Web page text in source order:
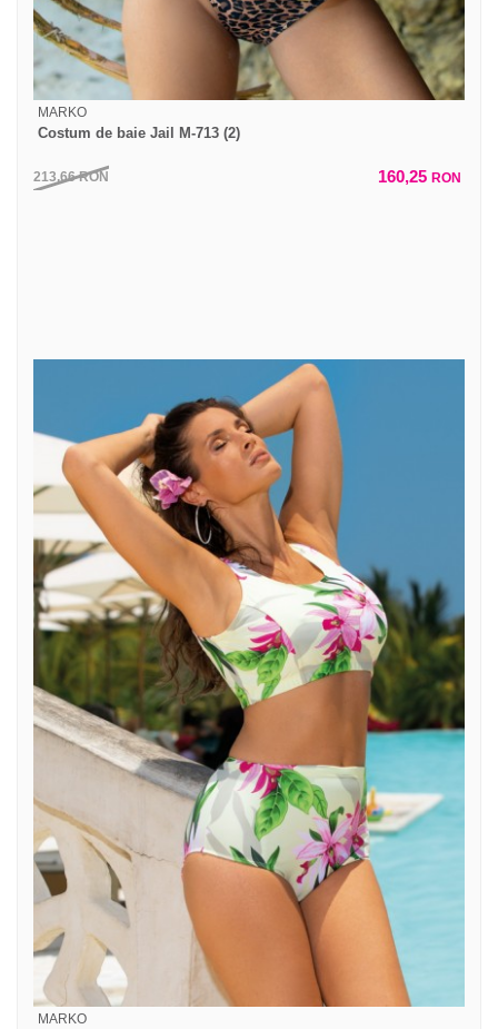
MARKO
Costum de baie Jail M-713 (2)
213,66RON 160,25 RON
MARKO